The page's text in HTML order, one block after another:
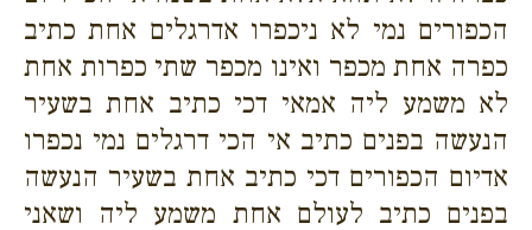
הכפורים נמי לא ניכפרו אדרגלים אחת כתיב
כפרה אחת מכפר ואינו מכפר שתי כפרות אחת
לא משמע ליה אמאי דכי כתיב אחת בשעיר
הנעשה בפנים כתיב אי הכי דרגלים נמי נכפרו
אדיום הכפורים דכי כתיב אחת בשעיר הנעשה
בפנים כתיב לעולם אחת משמע ליה ושאני